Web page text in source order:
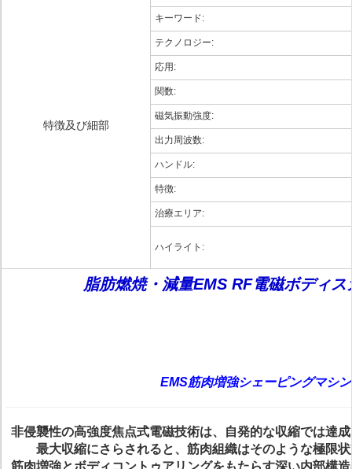
特徴及び細部
キーワード:
テクノロジー:
応用:
関数:
磁気振動強度:
出力周波数:
ハンドル:
特徴:
治療エリア:
ハイライト:
脂肪燃焼・減量EMS RF電磁ボディ
EMS筋肉増強シェーピングマシ
非侵襲性の高強度焦点式電磁技術は、自発的な収縮では達
最大収縮にさらされると、筋肉組織はそのような極限
筋肉増強とボディコントゥアリングをもたらす深い内部構